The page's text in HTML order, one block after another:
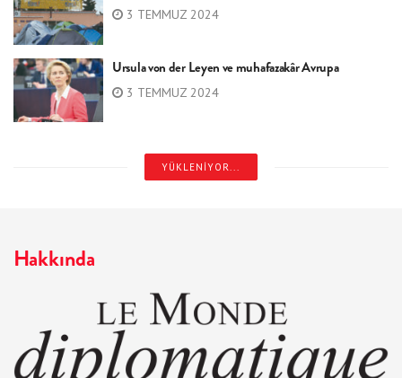
3 TEMMUZ 2024
Ursula von der Leyen ve muhafazakâr Avrupa
3 TEMMUZ 2024
YÜKLENIYOR...
Hakkında